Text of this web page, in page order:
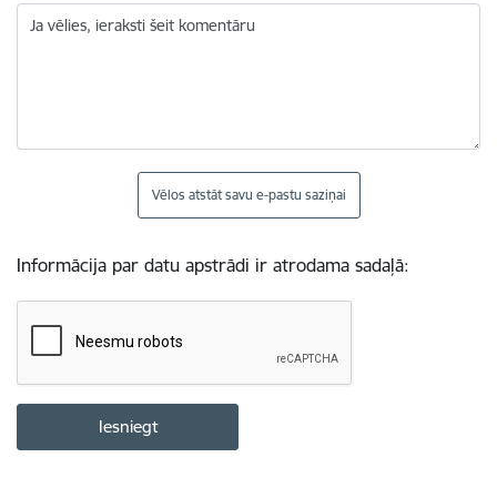
Ja vēlies, ieraksti šeit komentāru
Vēlos atstāt savu e-pastu saziņai
Informācija par datu apstrādi ir atrodama sadaļā: